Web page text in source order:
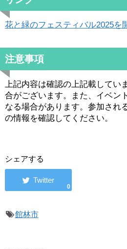
花と緑のフェスティバル2025を
注意事項
上記内容は確認の上記載してい
合がございます。また、イベン
なる場合があります。参加され
の情報を確認してください。
シェアする
0
館林市